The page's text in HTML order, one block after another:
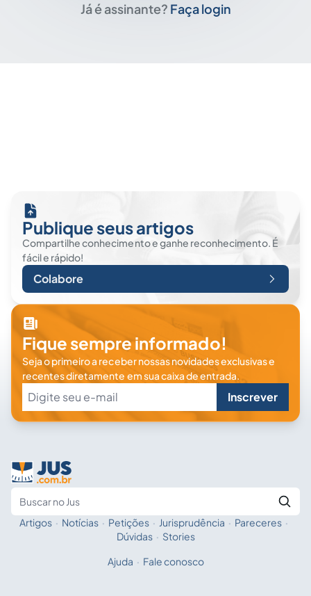
Já é assinante? Faça login
Publique seus artigos
Compartilhe conhecimento e ganhe reconhecimento. É
fácil e rápido!
Colabore
Fique sempre informado!
Seja o primeiro a receber nossas novidades exclusivas e
recentes diretamente em sua caixa de entrada.
Inscrever
Fale com a IA
Artigos · Notícias · Petições · Jurisprudência · Pareceres ·
Dúvidas · Stories
Ajuda · Fale conosco